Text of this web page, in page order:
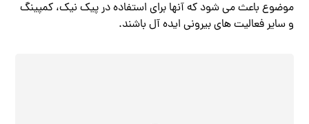
موضوع باعث می شود که آنها برای استفاده در پیک نیک، کمپینگ
و سایر فعالیت های بیرونی ایده آل باشند.